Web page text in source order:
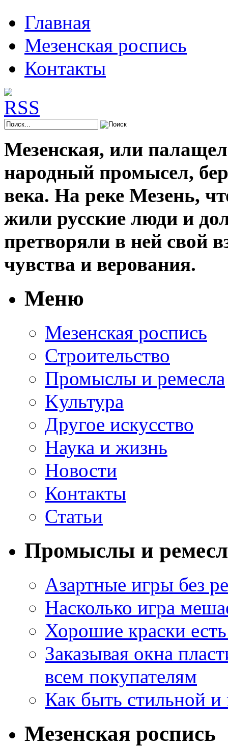
Главная
Мезенская роспись
Контакты
Мезенская, или
народный промысел,
века. На реке Мезень,
жили русские люди и
претворяли в ней свой
чувства и верования.
Меню
Мезенская роспись
Строительство
Промыслы и ремесла
Kультура
Другое искусство
Наука и жизнь
Новости
Контакты
Статьи
Промыслы и
Азартные игры без
Насколько игра
Хорошие краски
Заказывая окна
всем покупателям
Как быть стильной
Мезенская роспись